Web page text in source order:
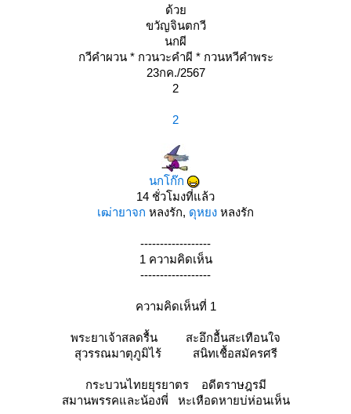
ด้ว
ขวัญจินตกวี
นกผี
กวีคำผวน * กวนวะคำผี * กวนหวีคำพระ
23กค./2567
2
2
นกโก๊ก
14 ชั่วโมงที่แล้ว
เฒ่ายาจก หลงรัก, ดุหยง หลงรัก
------------------
1 ความคิดเห็น
------------------
ความคิดเห็นที่ 1
พระยาเจ้าสลดรื้น สะอึกอื้นสะเทือนใจ
สุวรรณมาตุภูมิไร้ สนิทเชื้อสมัครศรี
กระบวนไทยยุรยาตร อดีตราษฎรมี
สมานพรรคและน้องพี่ หะเหือดหายบ่ห่อนเห็น